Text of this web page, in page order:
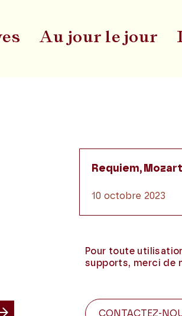
Au jour le jour
Requiem, Mozart
10 octobre 2023
Pour toute
supports, merci de
CONTACTEZ-